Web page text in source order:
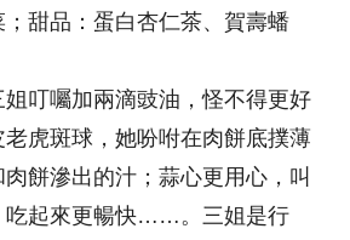
甜品：蛋白杏仁茶、賀壽蟠
叮囑加兩滴豉油，怪不得更好
虎斑球，她吩咐在肉餅底撲薄
餅滲出的汁；蒜心更用心，叫
吃起來更暢快……。三姐是行